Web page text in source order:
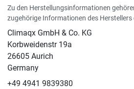
Zu den Herstellungsinformationen
zugehörige Informationen des Herstellers
Climaqx GmbH & Co. KG
Korbweidenstr 19a
26605 Aurich
Germany
+49 4941 9839380